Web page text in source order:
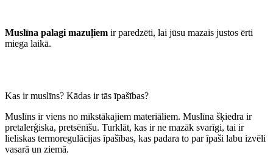
Muslīna palagi mazuļiem ir paredzēti, lai jūsu mazais justos ērti
miega laikā.
Kas ir muslīns? Kādas ir tās īpašības?
Muslīns ir viens no mīkstākajiem materiāliem. Muslīna šķiedra ir
pretalerģiska, pretsēnīšu. Turklāt, kas ir ne mazāk svarīgi, tai ir
lieliskas termoregulācijas īpašības, kas padara to par īpaši labu izvēli
vasarā un ziemā.